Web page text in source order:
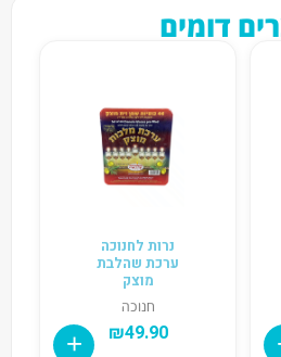
דומים
נרות לחנוכה
ערכת שהלבת
מוצק
חנוכה
₪49.90